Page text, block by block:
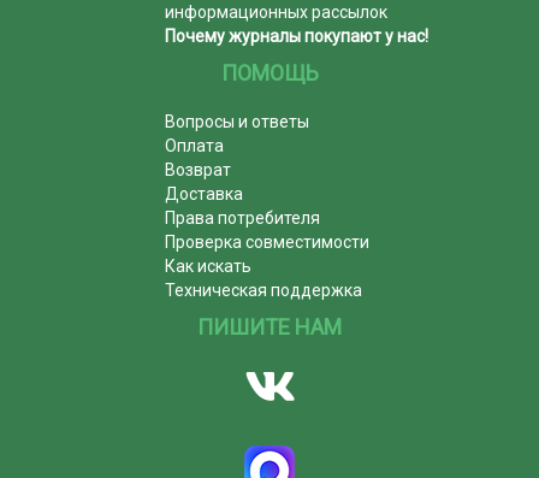
информационных рассылок
Почему журналы покупают у нас!
ПОМОЩЬ
Вопросы и ответы
Оплата
Возврат
Доставка
Права потребителя
Проверка совместимости
Как искать
Техническая поддержка
ПИШИТЕ НАМ